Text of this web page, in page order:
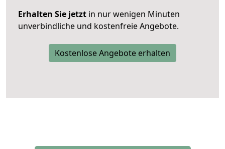
Erhalten Sie jetzt in nur wenigen Minuten
unverbindliche und kostenfreie Angebote.
Kostenlose Angebote erhalten